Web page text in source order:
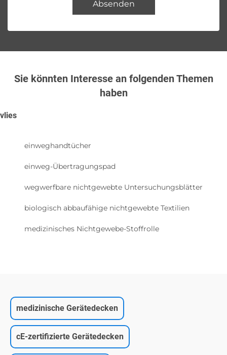
Absenden
Sie könnten Interesse an folgenden Themen
haben
vlies
einweghandtücher
einweg-Übertragungspad
wegwerfbare nichtgewebte Untersuchungsblätter
biologisch abbaufähige nichtgewebte Textilien
medizinisches Nichtgewebe-Stoffrolle
medizinische Gerätedecken
cE-zertifizierte Gerätedecken